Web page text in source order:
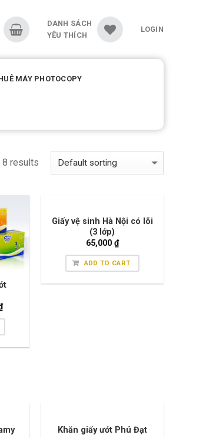
DANH SÁCH
YÊU THÍCH
LOGIN
MÁY PHOTOCOPY
8 results
Giấy vệ sinh Hà Nội có lõi
(3 lớp)
65,000 ₫
ADD TO CART
Khăn giấy ướt Phú Đạt